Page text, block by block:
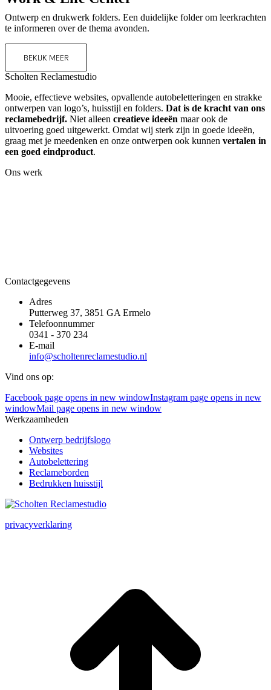
Ontwerp en drukwerk folders. Een duidelijke folder om leerkrachten
te informeren over de thema avonden.
BEKIJK MEER
Scholten Reclamestudio
Mooie, effectieve websites, opvallende autobeletteringen en strakke
ontwerpen van logo’s, huisstijl en folders. Dat is de kracht van ons
reclamebedrijf. Niet alleen creatieve ideeën maar ook de
uitvoering goed uitgewerkt. Omdat wij sterk zijn in goede ideeën,
graag met je meedenken en onze ontwerpen ook kunnen vertalen in
een goed eindproduct.
Ons werk
Contactgegevens
Adres
Putterweg 37, 3851 GA Ermelo
Telefoonnummer
0341 - 370 234
E-mail
info@scholtenreclamestudio.nl
Vind ons op:
Facebook page opens in new windowInstagram page opens in new
windowMail page opens in new window
Werkzaamheden
Ontwerp bedrijfslogo
Websites
Autobelettering
Reclameborden
Bedrukken huisstijl
privacyverklaring